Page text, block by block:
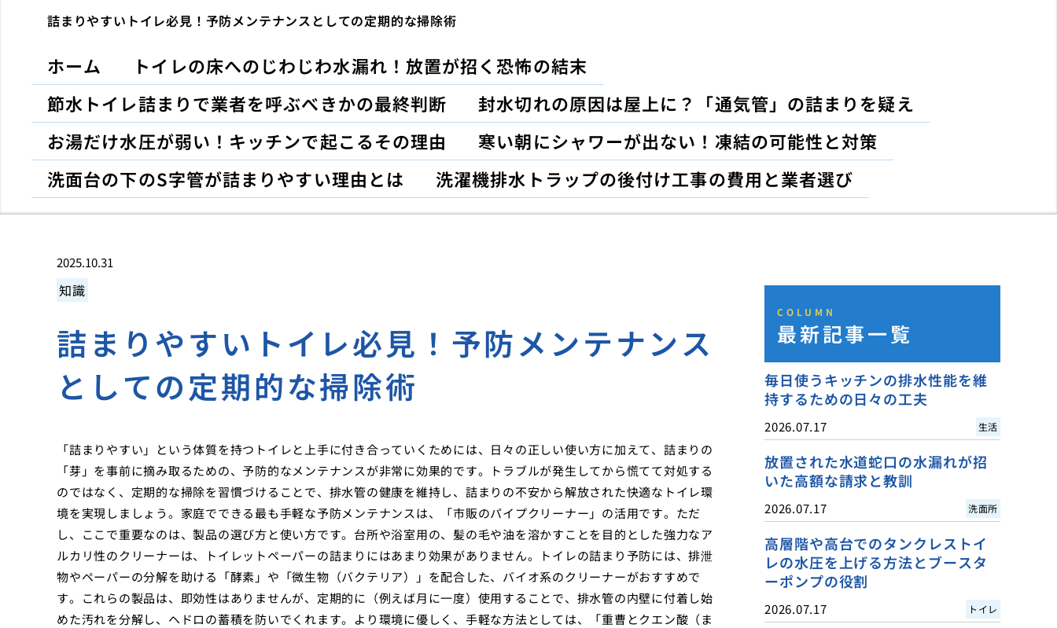
詰まりやすいトイレ必見！予防メンテナンスとしての定期的な掃除術
ホーム
トイレの床へのじわじわ水漏れ！放置が招く恐怖の結末
節水トイレ詰まりで業者を呼ぶべきかの最終判断
封水切れの原因は屋上に？「通気管」の詰まりを疑え
お湯だけ水圧が弱い！キッチンで起こるその理由
寒い朝にシャワーが出ない！凍結の可能性と対策
洗面台の下のS字管が詰まりやすい理由とは
洗濯機排水トラップの後付け工事の費用と業者選び
2025.10.31
知識
詰まりやすいトイレ必見！予防メンテナンス
としての定期的な掃除術
「詰まりやすい」という体質を持つトイレと上手に付き合っていくためには、日々の正しい使い方に加えて、詰まりの
「芽」を事前に摘み取るための、予防的なメンテナンスが非常に効果的です。トラブルが発生してから慌てて対処する
のではなく、定期的な掃除を習慣づけることで、排水管の健康を維持し、詰まりの不安から解放された快適なトイレ環
境を実現しましょう。家庭でできる最も手軽な予防メンテナンスは、「市販のパイプクリーナー」の活用です。ただ
し、ここで重要なのは、製品の選び方と使い方です。台所や浴室用の、髪の毛や油を溶かすことを目的とした強力なア
ルカリ性のクリーナーは、トイレットペーパーの詰まりにはあまり効果がありません。トイレの詰まり予防には、排泄
物やペーパーの分解を助ける「酵素」や「微生物（バクテリア）」を配合した、バイオ系のクリーナーがおすすめで
す。これらの製品は、即効性はありませんが、定期的に（例えば月に一度）使用することで、排水管の内壁に付着し始
めた汚れを分解し、ヘドロの蓄積を防いでくれます。より環境に優しく、手軽な方法としては、「重曹とクエン酸（ま
COLUMN
最新記事一覧
毎日使うキッチンの排水性能を維
持するための日々の工夫
2026.07.17 生活
放置された水道蛇口の水漏れが招
いた高額な請求と教訓
2026.07.17 洗面所
高層階や高台でのタンクレストイ
レの水圧を上げる方法とブースタ
ーポンプの役割
2026.07.17 トイレ